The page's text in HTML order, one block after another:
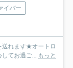
イバー
送れます★オートロ
してお過ご... もっと